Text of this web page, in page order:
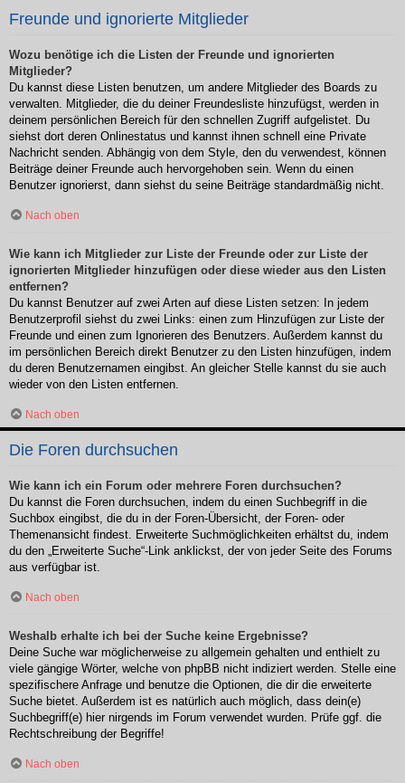
Freunde und ignorierte Mitglieder
Wozu benötige ich die Listen der Freunde und ignorierten
Mitglieder?
Du kannst diese Listen benutzen, um andere Mitglieder des Boards zu
verwalten. Mitglieder, die du deiner Freundesliste hinzufügst, werden in
deinem persönlichen Bereich für den schnellen Zugriff aufgelistet. Du
siehst dort deren Onlinestatus und kannst ihnen schnell eine Private
Nachricht senden. Abhängig von dem Style, den du verwendest, können
Beiträge deiner Freunde auch hervorgehoben sein. Wenn du einen
Benutzer ignorierst, dann siehst du seine Beiträge standardmäßig nicht.
Nach oben
Wie kann ich Mitglieder zur Liste der Freunde oder zur Liste der
ignorierten Mitglieder hinzufügen oder diese wieder aus den Listen
entfernen?
Du kannst Benutzer auf zwei Arten auf diese Listen setzen: In jedem
Benutzerprofil siehst du zwei Links: einen zum Hinzufügen zur Liste der
Freunde und einen zum Ignorieren des Benutzers. Außerdem kannst du
im persönlichen Bereich direkt Benutzer zu den Listen hinzufügen, indem
du deren Benutzernamen eingibst. An gleicher Stelle kannst du sie auch
wieder von den Listen entfernen.
Nach oben
Die Foren durchsuchen
Wie kann ich ein Forum oder mehrere Foren durchsuchen?
Du kannst die Foren durchsuchen, indem du einen Suchbegriff in die
Suchbox eingibst, die du in der Foren-Übersicht, der Foren- oder
Themenansicht findest. Erweiterte Suchmöglichkeiten erhältst du, indem
du den „Erweiterte Suche“-Link anklickst, der von jeder Seite des Forums
aus verfügbar ist.
Nach oben
Weshalb erhalte ich bei der Suche keine Ergebnisse?
Deine Suche war möglicherweise zu allgemein gehalten und enthielt zu
viele gängige Wörter, welche von phpBB nicht indiziert werden. Stelle eine
spezifischere Anfrage und benutze die Optionen, die dir die erweiterte
Suche bietet. Außerdem ist es natürlich auch möglich, dass dein(e)
Suchbegriff(e) hier nirgends im Forum verwendet wurden. Prüfe ggf. die
Rechtschreibung der Begriffe!
Nach oben